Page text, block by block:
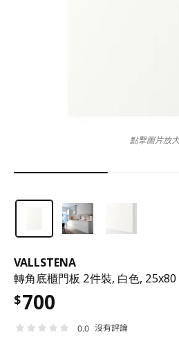
VALLSTENA
轉角底櫃門板 2件裝, 白色, 25x80
$700
0.0 沒有評論
點擊圖片放大